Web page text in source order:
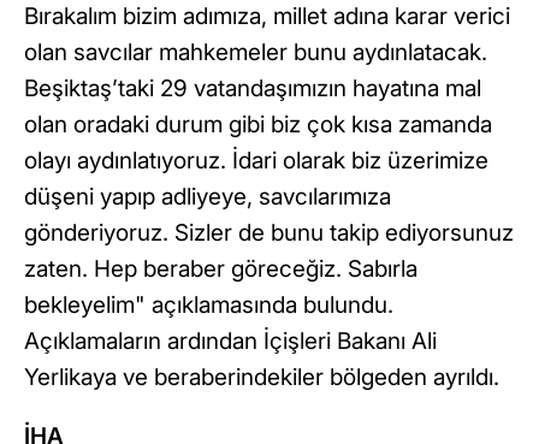
Bırakalım bizim adımıza, millet adına karar verici
olan savcılar mahkemeler bunu aydınlatacak.
Beşiktaş’taki 29 vatandaşımızın hayatına mal
olan oradaki durum gibi biz çok kısa zamanda
olayı aydınlatıyoruz. İdari olarak biz üzerimize
düşeni yapıp adliyeye, savcılarımıza
gönderiyoruz. Sizler de bunu takip ediyorsunuz
zaten. Hep beraber göreceğiz. Sabırla
bekleyelim" açıklamasında bulundu.
Açıklamaların ardından İçişleri Bakanı Ali
Yerlikaya ve beraberindekiler bölgeden ayrıldı.
İHA